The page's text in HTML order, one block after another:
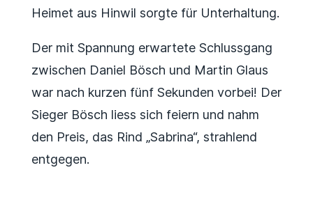
Heimet aus Hinwil sorgte für Unterhaltung.
Der mit Spannung erwartete Schlussgang
zwischen Daniel Bösch und Martin Glaus
war nach kurzen fünf Sekunden vorbei! Der
Sieger Bösch liess sich feiern und nahm
den Preis, das Rind „Sabrina“, strahlend
entgegen.